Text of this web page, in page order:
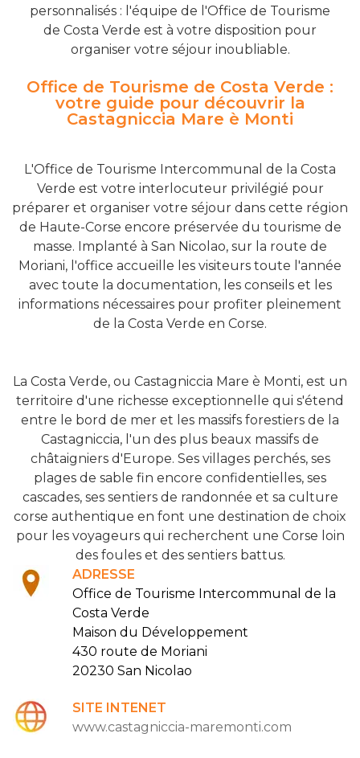
personnalisés : l'équipe de l'Office de Tourisme
de Costa Verde est à votre disposition pour
organiser votre séjour inoubliable.
Office de Tourisme de Costa Verde :
votre guide pour découvrir la
Castagniccia Mare è Monti
L'Office de Tourisme Intercommunal de la Costa
Verde est votre interlocuteur privilégié pour
préparer et organiser votre séjour dans cette région
de Haute-Corse encore préservée du tourisme de
masse. Implanté à San Nicolao, sur la route de
Moriani, l'office accueille les visiteurs toute l'année
avec toute la documentation, les conseils et les
informations nécessaires pour profiter pleinement
de la Costa Verde en Corse.
La Costa Verde, ou Castagniccia Mare è Monti, est un
territoire d'une richesse exceptionnelle qui s'étend
entre le bord de mer et les massifs forestiers de la
Castagniccia, l'un des plus beaux massifs de
châtaigniers d'Europe. Ses villages perchés, ses
plages de sable fin encore confidentielles, ses
cascades, ses sentiers de randonnée et sa culture
corse authentique en font une destination de choix
pour les voyageurs qui recherchent une Corse loin
des foules et des sentiers battus.
ADRESSE
Office de Tourisme Intercommunal de la
Costa Verde
Maison du Développement
430 route de Moriani
20230 San Nicolao
SITE INTENET
www.castagniccia-maremonti.com